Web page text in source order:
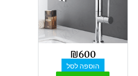
₪600
הוספה לסל